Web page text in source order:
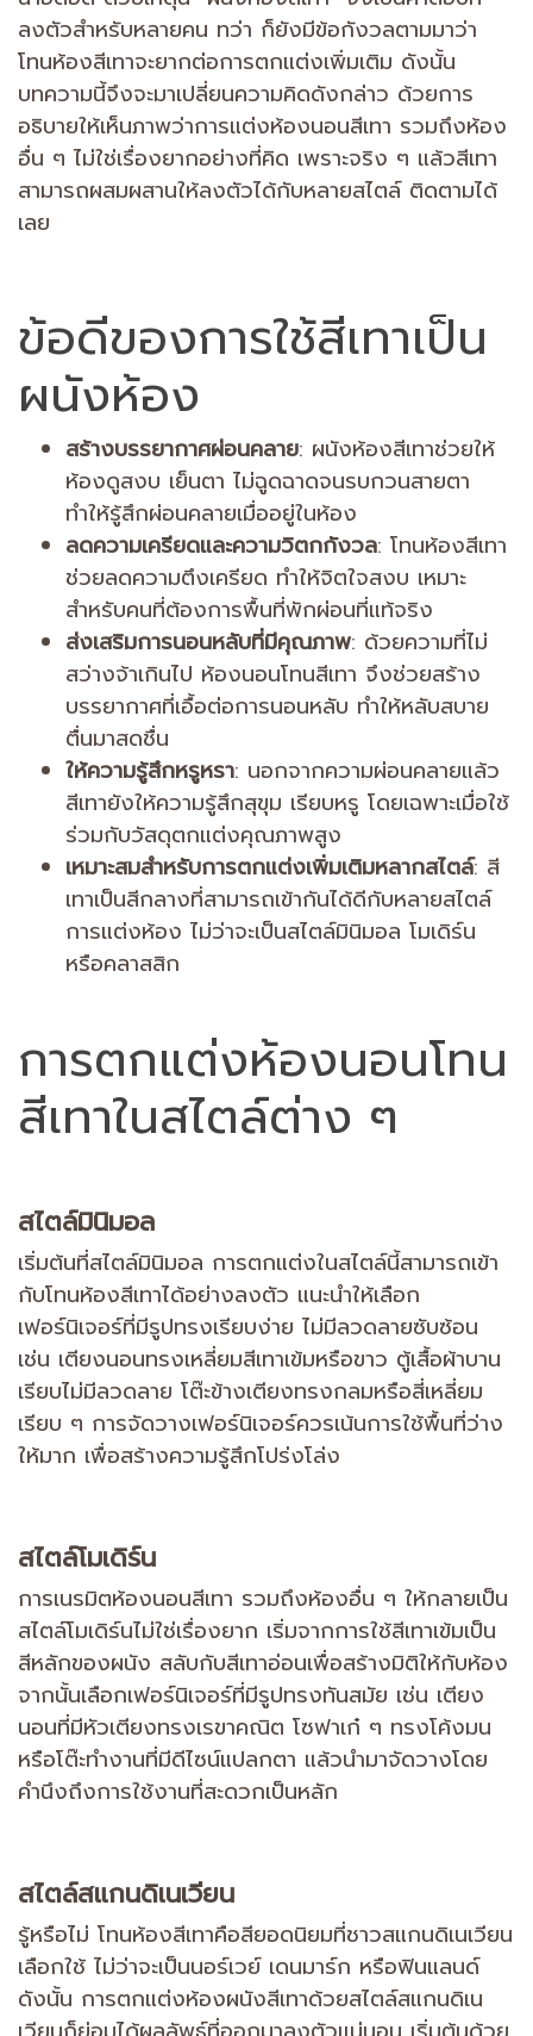
ลงตัวสำหรับหลายคน ทว่า ก็ยังมีข้อกังวลตามมาว่า
โทนห้องสีเทาจะยากต่อการตกแต่งเพิ่มเติม ดังนั้น
บทความนี้จึงจะมาเปลี่ยนความคิดดังกล่าว ด้วยการ
อธิบายให้เห็นภาพว่าการแต่งห้องนอนสีเทา รวมถึงห้อง
อื่น ๆ ไม่ใช่เรื่องยากอย่างที่คิด เพราะจริง ๆ แล้วสีเทา
สามารถผสมผสานให้ลงตัวได้กับหลายสไตล์ ติดตามได้
เลย
ข้อดีของการใช้สีเทาเป็น
ผนังห้อง
สร้างบรรยากาศผ่อนคลาย: ผนังห้องสีเทาช่วยให้
ห้องดูสงบ เย็นตา ไม่ฉูดฉาดจนรบกวนสายตา
ทำให้รู้สึกผ่อนคลายเมื่ออยู่ในห้อง
ลดความเครียดและความวิตกกังวล: โทนห้องสีเทา
ช่วยลดความตึงเครียด ทำให้จิตใจสงบ เหมาะ
สำหรับคนที่ต้องการพื้นที่พักผ่อนที่แท้จริง
ส่งเสริมการนอนหลับที่มีคุณภาพ: ด้วยความที่ไม่
สว่างจ้าเกินไป ห้องนอนโทนสีเทา จึงช่วยสร้าง
บรรยากาศที่เอื้อต่อการนอนหลับ ทำให้หลับสบาย
ตื่นมาสดชื่น
ให้ความรู้สึกหรูหรา: นอกจากความผ่อนคลายแล้ว
สีเทายังให้ความรู้สึกสุขุม เรียบหรู โดยเฉพาะเมื่อใช้
ร่วมกับวัสดุตกแต่งคุณภาพสูง
เหมาะสมสำหรับการตกแต่งเพิ่มเติมหลากสไตล์: สี
เทาเป็นสีกลางที่สามารถเข้ากันได้ดีกับหลายสไตล์
การแต่งห้อง ไม่ว่าจะเป็นสไตล์มินิมอล โมเดิร์น
หรือคลาสสิก
การตกแต่งห้องนอนโทน
สีเทาในสไตล์ต่าง ๆ
สไตล์มินิมอล
เริ่มต้นที่สไตล์มินิมอล การตกแต่งในสไตล์นี้สามารถเข้า
กับโทนห้องสีเทาได้อย่างลงตัว แนะนำให้เลือก
เฟอร์นิเจอร์ที่มีรูปทรงเรียบง่าย ไม่มีลวดลายซับซ้อน
เช่น เตียงนอนทรงเหลี่ยมสีเทาเข้มหรือขาว ตู้เสื้อผ้าบาน
เรียบไม่มีลวดลาย โต๊ะข้างเตียงทรงกลมหรือสี่เหลี่ยม
เรียบ ๆ การจัดวางเฟอร์นิเจอร์ควรเน้นการใช้พื้นที่ว่าง
ให้มาก เพื่อสร้างความรู้สึกโปร่งโล่ง
สไตล์โมเดิร์น
การเนรมิตห้องนอนสีเทา รวมถึงห้องอื่น ๆ ให้กลายเป็น
สไตล์โมเดิร์นไม่ใช่เรื่องยาก เริ่มจากการใช้สีเทาเข้มเป็น
สีหลักของผนัง สลับกับสีเทาอ่อนเพื่อสร้างมิติให้กับห้อง
จากนั้นเลือกเฟอร์นิเจอร์ที่มีรูปทรงทันสมัย เช่น เตียง
นอนที่มีหัวเตียงทรงเรขาคณิต โซฟาเก๋ ๆ ทรงโค้งมน
หรือโต๊ะทำงานที่มีดีไซน์แปลกตา แล้วนำมาจัดวางโดย
คำนึงถึงการใช้งานที่สะดวกเป็นหลัก
สไตล์สแกนดิเนเวียน
รู้หรือไม่ โทนห้องสีเทาคือสียอดนิยมที่ชาวสแกนดิเนเวียน
เลือกใช้ ไม่ว่าจะเป็นนอร์เวย์ เดนมาร์ก หรือฟินแลนด์
ดังนั้น การตกแต่งห้องผนังสีเทาด้วยสไตล์สแกนดิเน